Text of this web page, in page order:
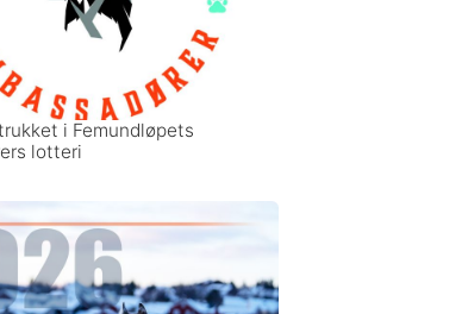
i Femundløpets
lotteri